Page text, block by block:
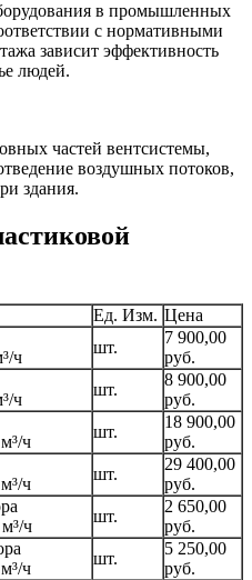
в промышленных
с нормативными
зависит эффективность
людей.
частей вентсистемы,
воздушных потоков,
здания.
Ед. Изм. Цена
ч
шт.
7 900,00
руб.
ч
шт.
8 900,00
руб.
ч
шт.
18 900,00
руб.
ч
шт.
29 400,00
руб.
ч
шт.
2 650,00
руб.
ч
шт.
5 250,00
руб.